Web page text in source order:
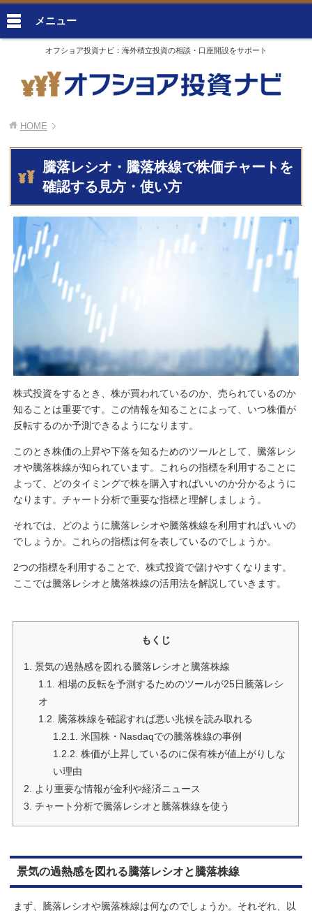
オフショア投資ナビ：海外積立投資の相談・口座開設をサポート
メニュー
HOME
騰落レシオ・騰落株線で株価チャートを
確認する見方・使い方
株式投資をするとき、株が買われているのか、売られているのか
知ることは重要です。この情報を知ることによって、いつ株価が
反転するのか予測できるようになります。
このとき株価の上昇や下落を知るためのツールとして、騰落レシ
オや騰落株線が知られています。これらの指標を利用することに
よって、どのタイミングで株を購入すればいいのか分かるように
なります。チャート分析で重要な指標と理解しましょう。
それでは、どのように騰落レシオや騰落株線を利用すればいいの
でしょうか。これらの指標は何を表しているのでしょうか。
2つの指標を利用することで、株式投資で儲けやすくなります。
ここでは騰落レシオと騰落株線の活用法を解説していきます。
もくじ
1. 景気の過熱感を図れる騰落レシオと騰落株線
1.1. 相場の反転を予測するためのツールが25日騰落レシ
オ
1.2. 騰落株線を確認すれば悪い兆候を読み取れる
1.2.1. 米国株・Nasdaqでの騰落株線の事例
1.2.2. 株価が上昇しているのに保有株が値上がりしな
い理由
2. より重要な情報が金利や経済ニュース
3. チャート分析で騰落レシオと騰落株線を使う
景気の過熱感を図れる騰落レシオと騰落株線
まず、騰落レシオや騰落株線は何なのでしょうか。それぞれ、以